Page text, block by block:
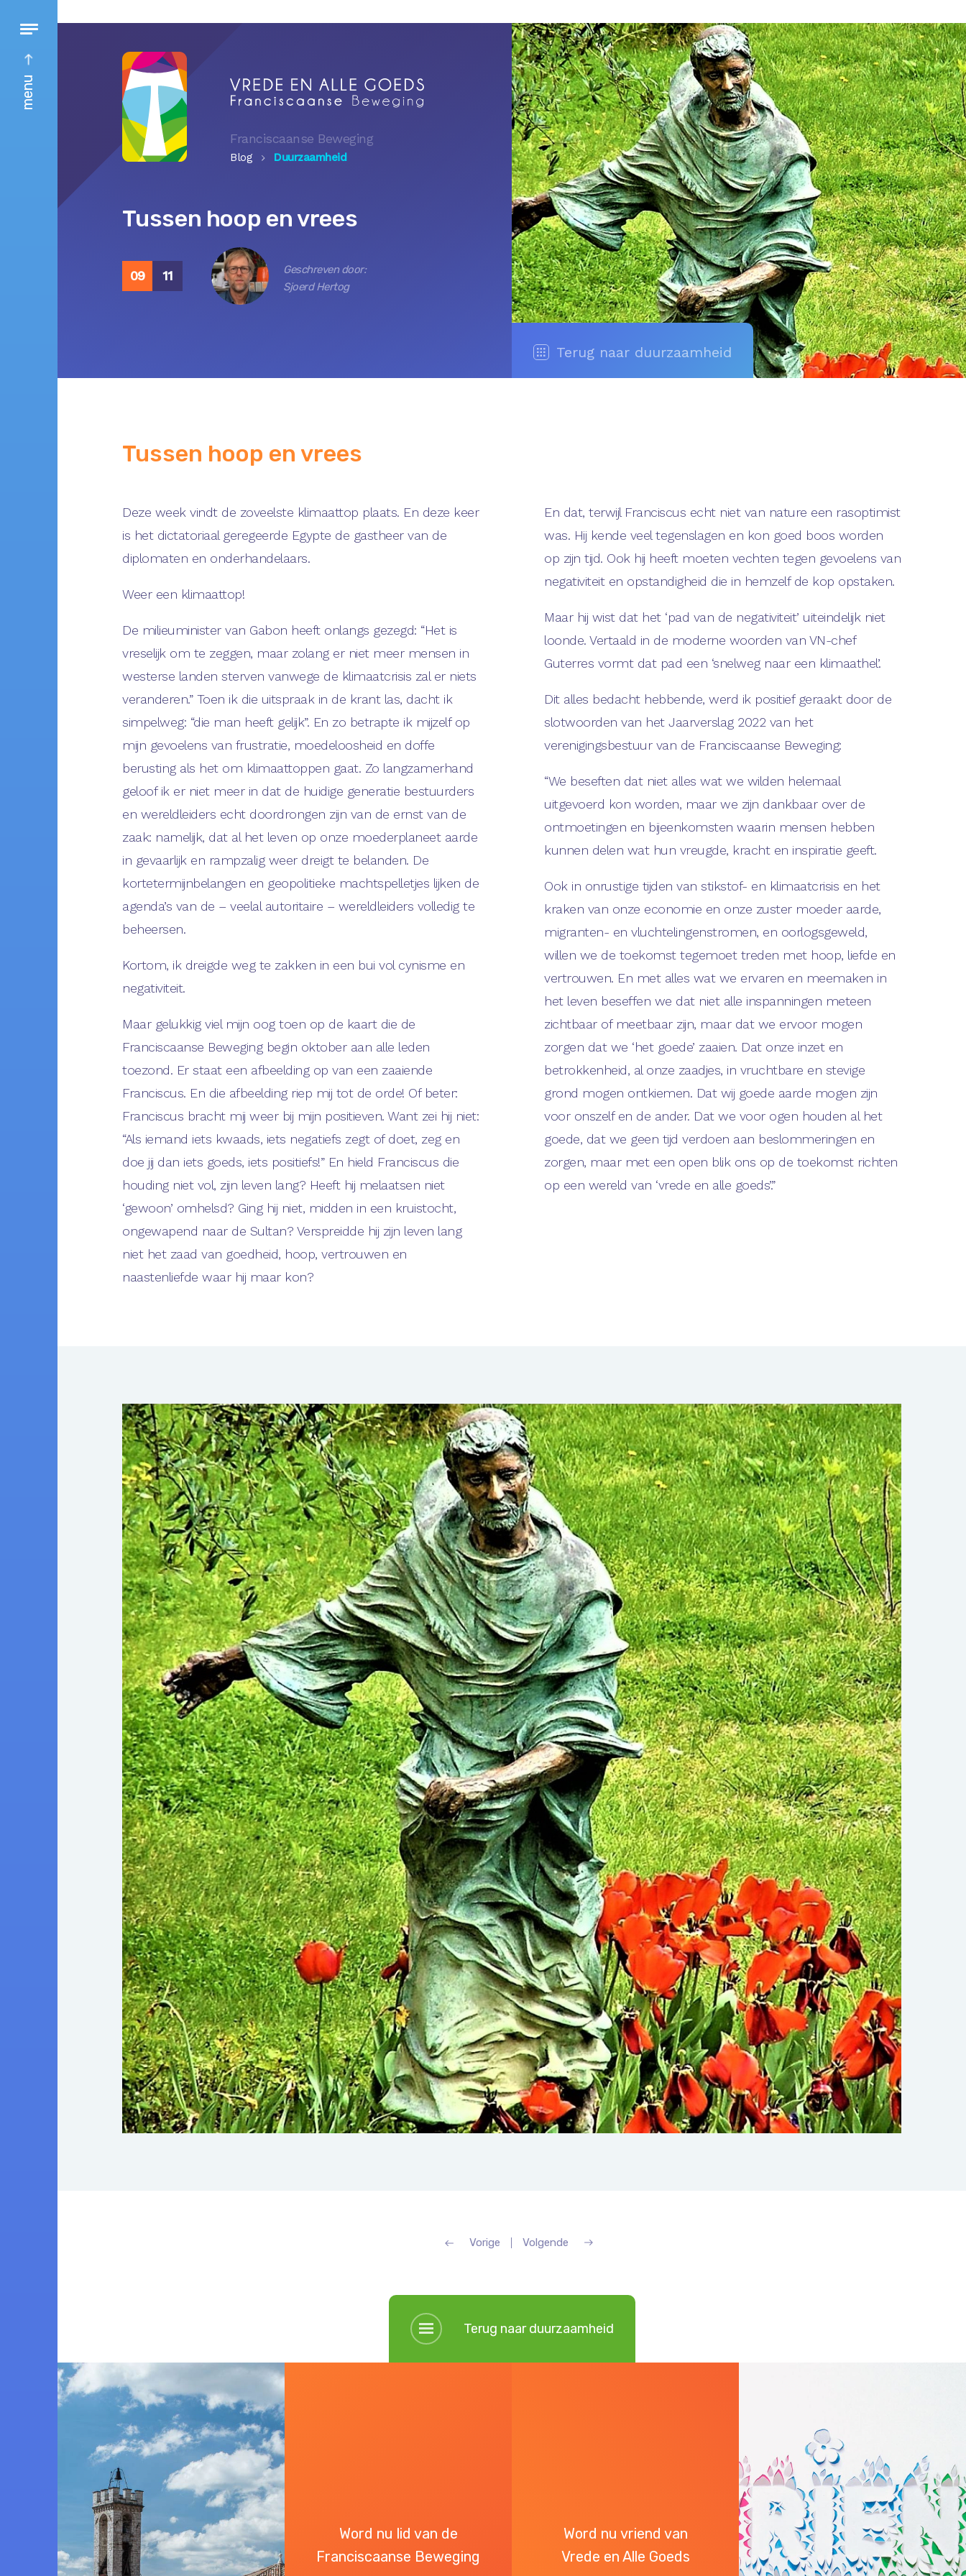
menu
Franciscaanse Beweging
Blog Duurzaamheid
Tussen hoop en vrees
09 11
Geschreven door:
Sjoerd Hertog
Terug naar duurzaamheid
Tussen hoop en vrees
Deze week vindt de zoveelste klimaattop plaats. En deze keer
is het dictatoriaal geregeerde Egypte de gastheer van de
diplomaten en onderhandelaars.
Weer een klimaattop!
De milieuminister van Gabon heeft onlangs gezegd: “Het is
vreselijk om te zeggen, maar zolang er niet meer mensen in
westerse landen sterven vanwege de klimaatcrisis zal er niets
veranderen.” Toen ik die uitspraak in de krant las, dacht ik
simpelweg: “die man heeft gelijk”. En zo betrapte ik mijzelf op
mijn gevoelens van frustratie, moedeloosheid en doffe
berusting als het om klimaattoppen gaat. Zo langzamerhand
geloof ik er niet meer in dat de huidige generatie bestuurders
en wereldleiders echt doordrongen zijn van de ernst van de
zaak: namelijk, dat al het leven op onze moederplaneet aarde
in gevaarlijk en rampzalig weer dreigt te belanden. De
kortetermijnbelangen en geopolitieke machtspelletjes lijken de
agenda’s van de – veelal autoritaire – wereldleiders volledig te
beheersen.
Kortom, ik dreigde weg te zakken in een bui vol cynisme en
negativiteit.
Maar gelukkig viel mijn oog toen op de kaart die de
Franciscaanse Beweging begin oktober aan alle leden
toezond. Er staat een afbeelding op van een zaaiende
Franciscus. En die afbeelding riep mij tot de orde! Of beter:
Franciscus bracht mij weer bij mijn positieven. Want zei hij niet:
“Als iemand iets kwaads, iets negatiefs zegt of doet, zeg en
doe jij dan iets goeds, iets positiefs!” En hield Franciscus die
houding niet vol, zijn leven lang? Heeft hij melaatsen niet
‘gewoon’ omhelsd? Ging hij niet, midden in een kruistocht,
ongewapend naar de Sultan? Verspreidde hij zijn leven lang
niet het zaad van goedheid, hoop, vertrouwen en
naastenliefde waar hij maar kon?
En dat, terwijl Franciscus echt niet van nature een rasoptimist
was. Hij kende veel tegenslagen en kon goed boos worden
op zijn tijd. Ook hij heeft moeten vechten tegen gevoelens van
negativiteit en opstandigheid die in hemzelf de kop opstaken.
Maar hij wist dat het ‘pad van de negativiteit’ uiteindelijk niet
loonde. Vertaald in de moderne woorden van VN-chef
Guterres vormt dat pad een ‘snelweg naar een klimaathel’.
Dit alles bedacht hebbende, werd ik positief geraakt door de
slotwoorden van het Jaarverslag 2022 van het
verenigingsbestuur van de Franciscaanse Beweging:
“We beseften dat niet alles wat we wilden helemaal
uitgevoerd kon worden, maar we zijn dankbaar over de
ontmoetingen en bijeenkomsten waarin mensen hebben
kunnen delen wat hun vreugde, kracht en inspiratie geeft.
Ook in onrustige tijden van stikstof- en klimaatcrisis en het
kraken van onze economie en onze zuster moeder aarde,
migranten- en vluchtelingenstromen, en oorlogsgeweld,
willen we de toekomst tegemoet treden met hoop, liefde en
vertrouwen. En met alles wat we ervaren en meemaken in
het leven beseffen we dat niet alle inspanningen meteen
zichtbaar of meetbaar zijn, maar dat we ervoor mogen
zorgen dat we ‘het goede’ zaaien. Dat onze inzet en
betrokkenheid, al onze zaadjes, in vruchtbare en stevige
grond mogen ontkiemen. Dat wij goede aarde mogen zijn
voor onszelf en de ander. Dat we voor ogen houden al het
goede, dat we geen tijd verdoen aan beslommeringen en
zorgen, maar met een open blik ons op de toekomst richten
op een wereld van ‘vrede en alle goeds’.”
Vorige Volgende
Terug naar duurzaamheid
Word nu lid van de
Franciscaanse Beweging
Word nu vriend van
Vrede en Alle Goeds